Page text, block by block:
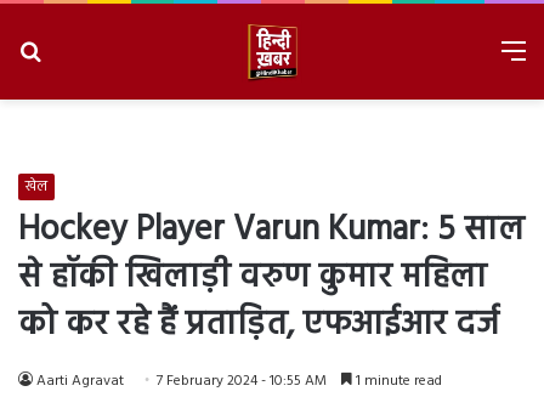
खेल
Hockey Player Varun Kumar: 5 साल
से हॉकी खिलाड़ी वरुण कुमार महिला
को कर रहे हैं प्रताड़ित, एफआईआर दर्ज
Aarti Agravat 7 February 2024 - 10:55 AM 1 minute read